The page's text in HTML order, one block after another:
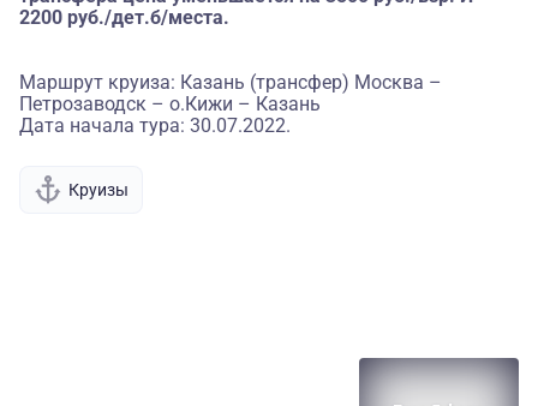
2200 руб./дет.б/места.
Маршрут круиза: Казань (трансфер) Москва –
Петрозаводск – о.Кижи – Казань
Дата начала тура: 30.07.2022.
Круизы